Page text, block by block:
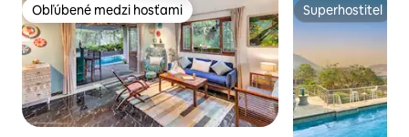
Obľúbené medzi hosťami
Obľúbené medzi hosťami Superhostiteľ
Superhostiteľ